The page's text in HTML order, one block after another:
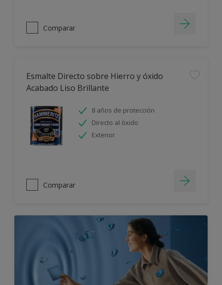
Comparar
Esmalte Directo sobre Hierro y óxido
Acabado Liso Brillante
8 años de protección
Directo al óxido
Exterior
Comparar